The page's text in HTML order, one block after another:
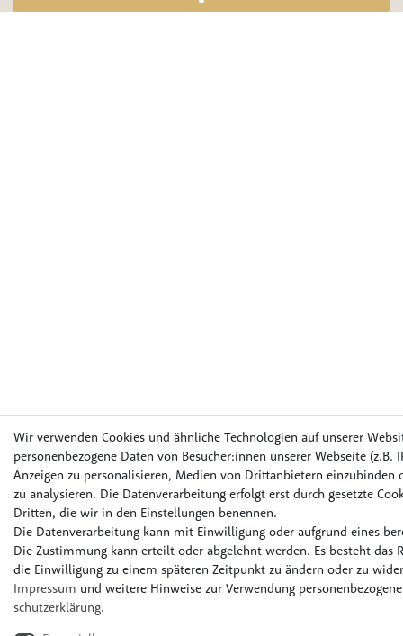
Wir verwenden Cookies und ähnliche Technologien auf unserer
personenbezogene Daten von Besucher:innen unserer Webseite (z.B.
Anzeigen zu personalisieren, Medien von Drittanbietern einzubinden
zu analysieren. Die Datenverarbeitung erfolgt erst durch gesetzte
Dritten, die wir in den Einstellungen benennen.
Die Datenverarbeitung kann mit Einwilligung oder aufgrund eines
Die Zustimmung kann erteilt oder abgelehnt werden. Es besteht das
die Einwilligung zu einem späteren Zeitpunkt zu ändern oder zu
Impressum und weitere Hinweise zur Verwendung
schutz­erklärung.